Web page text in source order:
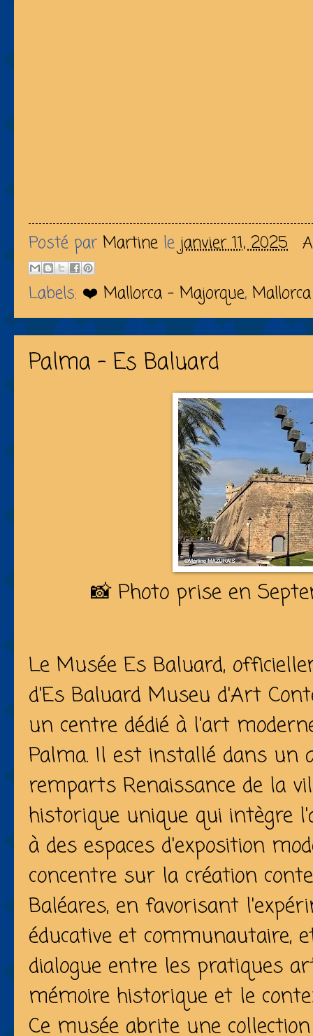
Posté par Martine le janvier 11, 2025
Labels: ❤️ Mallorca - Majorque,
Palma - Es Baluard
📸 Photo prise en
Le Musée Es Baluard,
d'Es Baluard Museu d'Art
un centre dédié à l'art
Palma. Il est installé dans un
remparts Renaissance de la
historique unique qui intègre
à des espaces d'exposition
concentre sur la création
Baléares, en favorisant
éducative et communautaire,
dialogue entre les pratiques
mémoire historique et le
Ce musée abrite une